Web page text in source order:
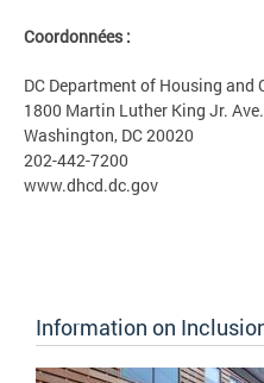
Coordonnées :
DC Department of Housing and
1800 Martin Luther King Jr.
Washington, DC 20020
202-442-7200
www.dhcd.dc.gov
Information on